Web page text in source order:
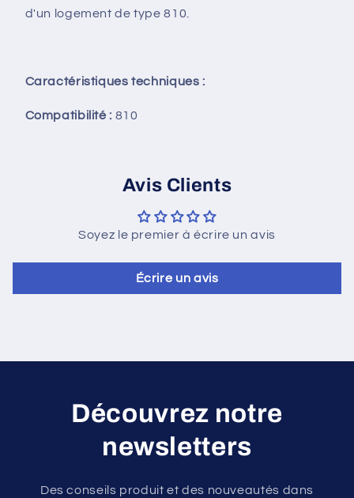
d'un logement de type 810.
Caractéristiques techniques :
Compatibilité : 810
Avis Clients
Soyez le premier à écrire un avis
Écrire un avis
Découvrez notre
newsletters
Des conseils produit et des nouveautés dans